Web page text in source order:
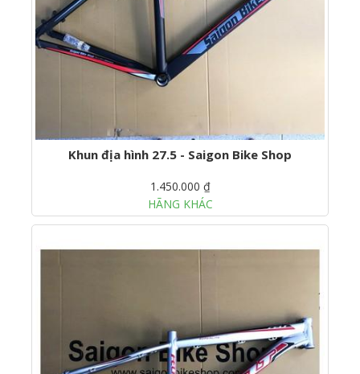
Khun địa hình 27.5 - Saigon Bike Shop
1.450.000 ₫
HÃNG KHÁC